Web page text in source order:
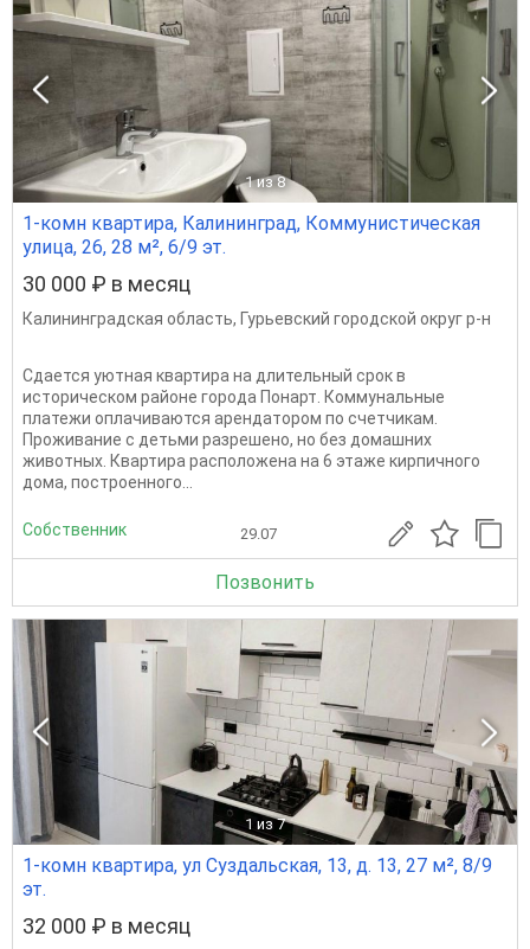
1 из 8
1-комн квартира, Калининград, Коммунистическая
улица, 26, 28 м², 6/9 эт.
30 000 ₽ в месяц
Калининградская область, Гурьевский городской округ р-н
Сдается уютная квартира на длительный срок в
историческом районе города Понарт. Коммунальные
платежи оплачиваются арендатором по счетчикам.
Проживание с детьми разрешено, но без домашних
животных. Квартира расположена на 6 этаже кирпичного
дома, построенного...
Собственник 29.07
Позвонить
1 из 7
1-комн квартира, ул Суздальская, 13, д. 13, 27 м², 8/9
эт.
32 000 ₽ в месяц